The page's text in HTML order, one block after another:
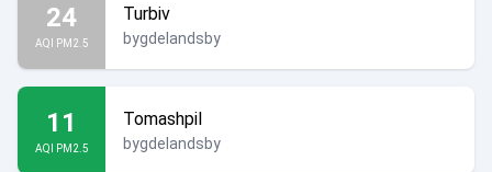
24
AQI PM2.5
Turbiv
bygdelandsby
11
AQI PM2.5
Tomashpil
bygdelandsby